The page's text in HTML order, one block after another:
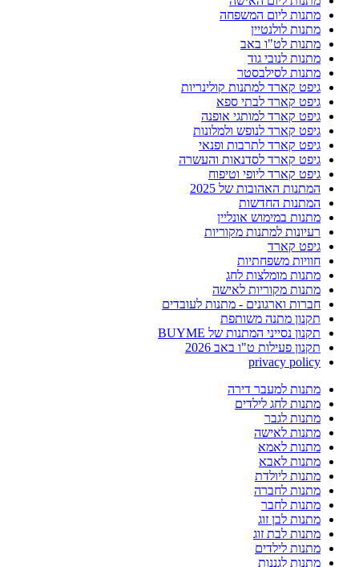
מתנות ליום המשפחה
מתנות לולנטיין
מתנות לט"ו באב
מתנות לנובי גוד
מתנות לסילבסטר
גיפט קארד למתנות קולינריות
גיפט קארד לבתי ספא
גיפט קארד למותגי אופנה
גיפט קארד לנופש ולמלונות
גיפט קארד לתרבות ופנאי
גיפט קארד לסדנאות והעשרה
גיפט קארד ליופי וטיפוח
המתנות האהובות של 2025
המתנות החדשות
מתנות במימוש אונליין
רעיונות למתנות מקוריות
גיפט קארד
חוויות משפחתיות
מתנות מומלצות לחג
מתנות מקוריות לאישה
חברות וארגונים - מתנות לעובדים
תקנון מתנה משותפת
תקנון נסייני המתנות של BUYME
תקנון פעילות ט"ו באב 2026
privacy policy
מתנות למעבר דירה
מתנות לחג לילדים
מתנות לגבר
מתנות לאישה
מתנות לאמא
מתנות לאבא
מתנות ליולדת
מתנות לחברה
מתנות לחבר
מתנות לבן זוג
מתנות לבת זוג
מתנות לילדים
מתנות לגננות